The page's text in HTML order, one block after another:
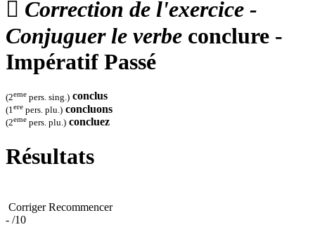
 Correction de l'exercice -
Conjuguer le verbe conclure -
Impératif Passé
(2eme pers. sing.) conclus
(1ere pers. plu.) concluons
(2eme pers. plu.) concluez
Résultats
CorrigerRecommencer
- /10